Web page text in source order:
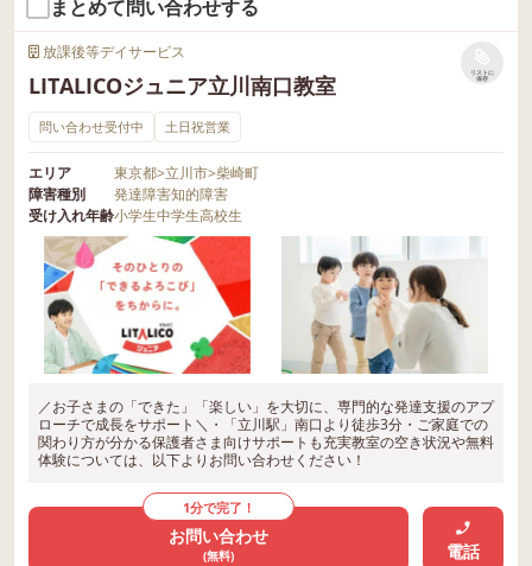
まとめて問い合わせする
放課後等デイサービス
LITALICOジュニア立川南口教室
リストに
保存
問い合わせ受付中 土日祝営業
エリア 東京都>立川市>柴崎町
障害種別
発達障害知的障害
受け入れ年齢小学生中学生高校生
／お子さまの「できた」「楽しい」を大切に、専門的な発達支援のアプ
ローチで成長をサポート＼・「立川駅」南口より徒歩3分・ご家庭での
関わり方が分かる保護者さま向けサポートも充実教室の空き状況や無料
体験については、以下よりお問い合わせください！
1分で完了！
お問い合わせ
(無料) 電話